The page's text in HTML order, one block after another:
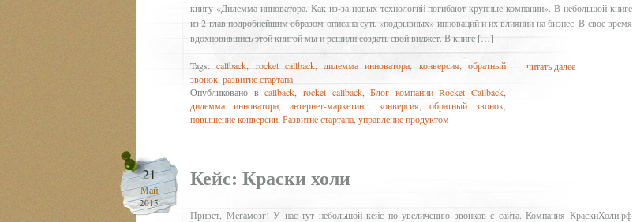
книгу «Дилемма инноватора. Как из-за новых технологий погибают крупные компании». В небольшой книге
из 2 глав подробнейшим образом описана суть «подрывных» инноваций и их влиянии на бизнес. В свое время
вдохновившись этой книгой мы и решили создать свой виджет. В книге […]
Tags:callback rocket callback,дилемма инноватора, конверсия,обратный
звонок развитие стартапа
Опубликовано вcallback rocket callback,Блог компании Rocket Callback
дилемма инноватора,интернет-маркетинг конверсия,обратный звонок
повышение конверсии Развитие стартапа управление продуктом
читать далее
21
Май
2015
Кейс: Краски холи
Привет, Мегамозг! У нас тут небольшой кейс по увеличению звонков с сайта. Компания КраскиХоли.рф